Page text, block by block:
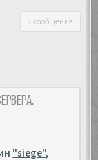
1 сообщение
"siege",